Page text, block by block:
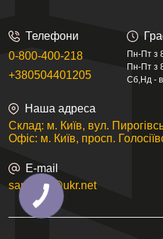
Телефони
0-800-400-218
+380504401205
Пн-Пт з
Пн-Пт з
Сб,Нд -
Наша адреса
Склад: м. Київ, вул.
Офіс: м. Київ, просп.
E-mail
sanstore@ukr.net